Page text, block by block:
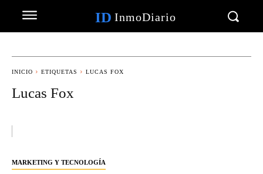
ID InmoDiario
INICIO ETIQUETAS LUCAS FOX
Lucas Fox
MARKETING Y TECNOLOGÍA